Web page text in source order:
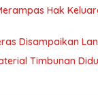
Hak
Disampaikan
Timbunan